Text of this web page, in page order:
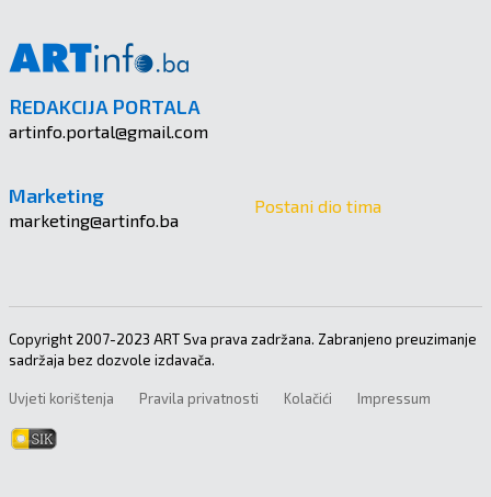
REDAKCIJA PORTALA
artinfo.portal@gmail.com
Marketing
marketing@artinfo.ba
Postani dio tima
Copyright 2007-2023 ART Sva prava zadržana. Zabranjeno preuzimanje
sadržaja bez dozvole izdavača.
Uvjeti korištenja Pravila privatnosti Kolačići Impressum